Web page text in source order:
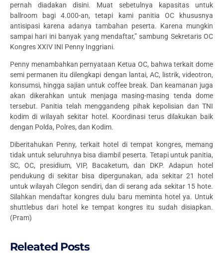
pernah diadakan disini. Muat sebetulnya kapasitas untuk
ballroom bagi 4.000-an, tetapi kami panitia OC khususnya
antisipasi karena adanya tambahan peserta. Karena mungkin
sampai hari ini banyak yang mendaftar,” sambung Sekretaris OC
Kongres XXIV INI Penny Inggriani.
Penny menambahkan pernyataan Ketua OC, bahwa terkait dome
semi permanen itu dilengkapi dengan lantai, AC, listrik, videotron,
konsumsi, hingga sajian untuk coffee break. Dan keamanan juga
akan dikerahkan untuk menjaga masing-masing tenda dome
tersebut. Panitia telah menggandeng pihak kepolisian dan TNI
kodim di wilayah sekitar hotel. Koordinasi terus dilakukan baik
dengan Polda, Polres, dan Kodim.
Diberitahukan Penny, terkait hotel di tempat kongres, memang
tidak untuk seluruhnya bisa diambil peserta. Tetapi untuk panitia,
SC, OC, presidium, VIP, Bacaketum, dan DKP. Adapun hotel
pendukung di sekitar bisa dipergunakan, ada sekitar 21 hotel
untuk wilayah Cilegon sendiri, dan di serang ada sekitar 15 hote.
Silahkan mendaftar kongres dulu baru meminta hotel ya. Untuk
shuttlebus dari hotel ke tempat kongres itu sudah disiapkan.
(Pram)
Releated Posts